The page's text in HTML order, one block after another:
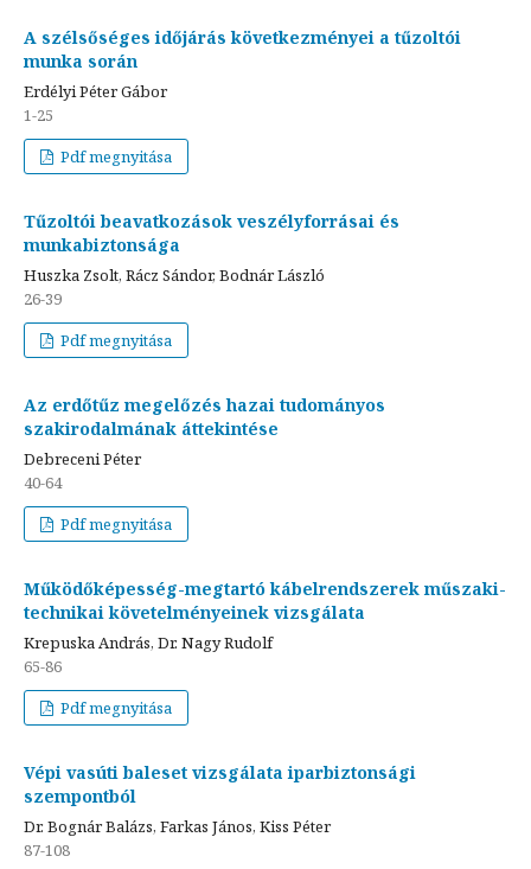
A szélsőséges időjárás következményei a tűzoltói
munka során
Erdélyi Péter Gábor
1-25
Pdf megnyitása
Tűzoltói beavatkozások veszélyforrásai és
munkabiztonsága
Huszka Zsolt, Rácz Sándor, Bodnár László
26-39
Pdf megnyitása
Az erdőtűz megelőzés hazai tudományos
szakirodalmának áttekintése
Debreceni Péter
40-64
Pdf megnyitása
Működőképesség-megtartó kábelrendszerek műszaki-
technikai követelményeinek vizsgálata
Krepuska András, Dr. Nagy Rudolf
65-86
Pdf megnyitása
Vépi vasúti baleset vizsgálata iparbiztonsági
szempontból
Dr. Bognár Balázs, Farkas János, Kiss Péter
87-108